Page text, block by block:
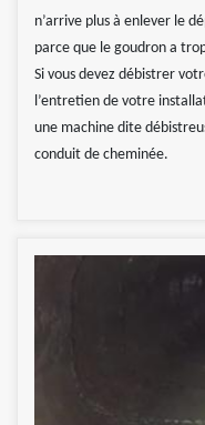
n’arrive plus à enlever le
parce que le goudron a
Si vous devez débistrer
l’entretien de votre
une machine dite
conduit de cheminée.